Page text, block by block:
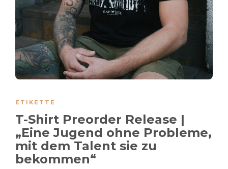
ETIKETTE
T-Shirt Preorder Release |
„Eine Jugend ohne Probleme,
mit dem Talent sie zu
bekommen“